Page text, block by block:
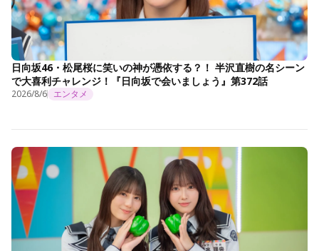
日向坂46・松尾桜に笑いの神が憑依する？！ 半沢直樹の名シーン
で大喜利チャレンジ！『日向坂で会いましょう』第372話
2026/8/6 エンタメ